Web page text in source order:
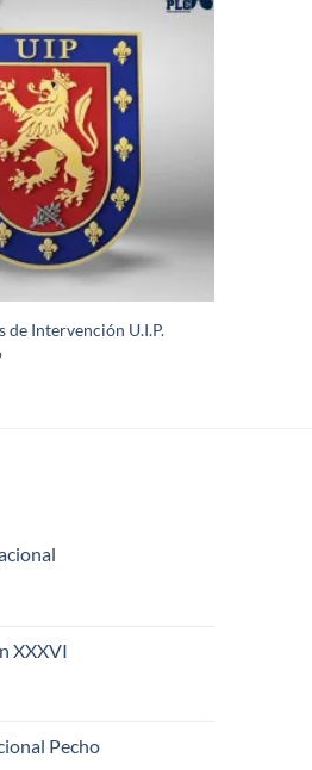
de Intervención U.I.P.
XXXVI
Pecho